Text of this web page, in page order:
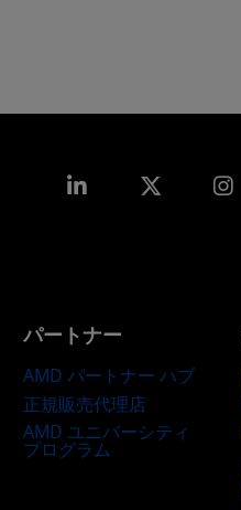
Linkedin
パートナー
AMD パートナー ハブ
正規販売代理店
AMD ユニバーシティ
プログラム